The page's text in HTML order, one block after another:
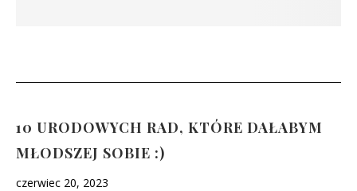
10 URODOWYCH RAD, KTÓRE DAŁABYM
MŁODSZEJ SOBIE :)
czerwiec 20, 2023